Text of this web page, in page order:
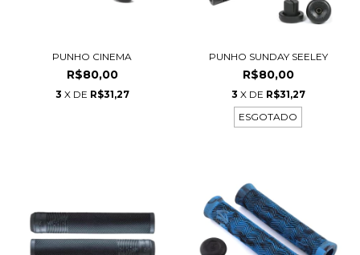
PUNHO CINEMA
R$80,00
3 X DE R$31,27
PUNHO SUNDAY SEELEY
R$80,00
3 X DE R$31,27
ESGOTADO